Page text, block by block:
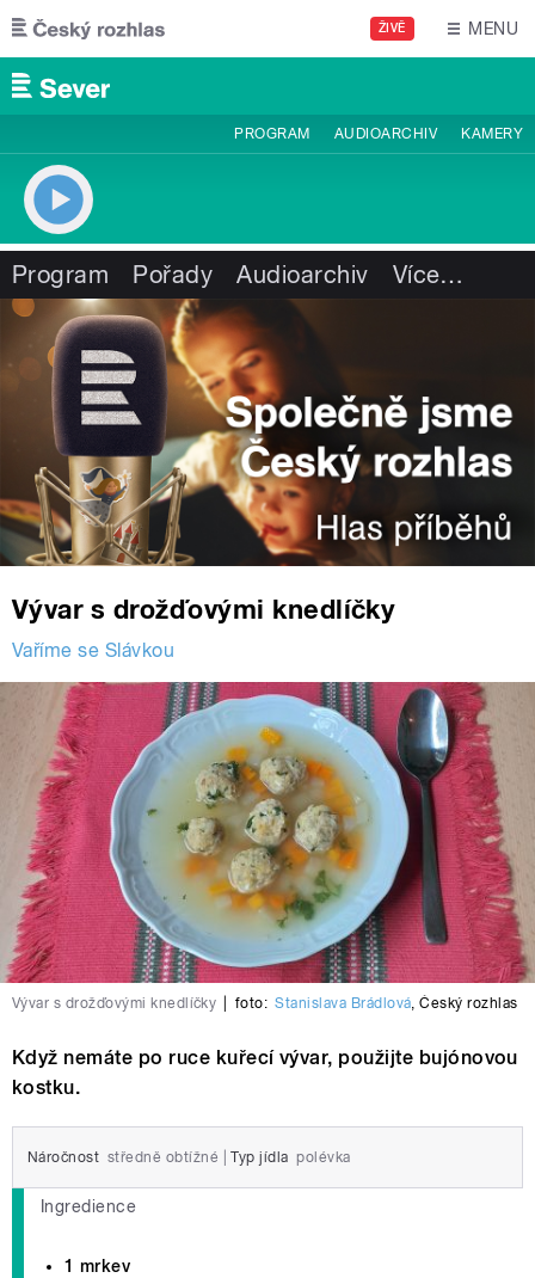
Přejít k hlavnímu obsahu
ŽIVĚ MENU
PROGRAM AUDIOARCHIV KAMERY
Program Pořady Audioarchiv Více…
Vývar s drožďovými knedlíčky
Vaříme se Slávkou
Vývar s drožďovými knedlíčky foto: Stanislava Brádlová,Český rozhlas
Když nemáte po ruce kuřecí vývar, použijte bujónovou
kostku.
Náročnost středně obtížné Typ jídla polévka
Ingredience
1 mrkev